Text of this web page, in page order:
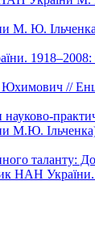
М. Ю.
//
М.Ю.
таланту:
НАН